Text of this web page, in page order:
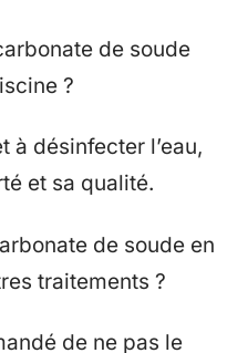
de soude
?
à désinfecter l’eau,
et sa qualité.
de soude en
traitements ?
de ne pas le